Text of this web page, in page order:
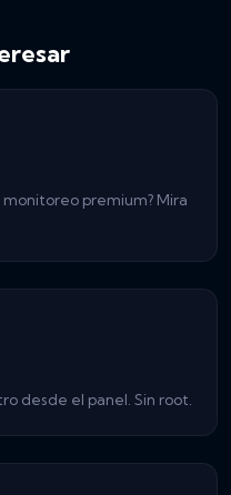
premium? Mira
desde el panel. Sin root.